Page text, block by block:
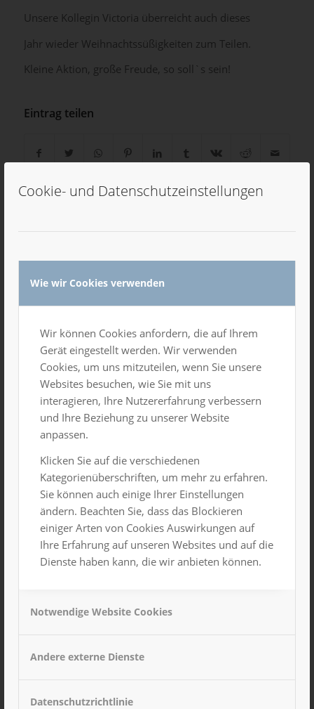
Cookie- und Datenschutzeinstellungen
Wie wir Cookies verwenden
Wir können Cookies anfordern, die auf Ihrem
Gerät eingestellt werden. Wir verwenden
Cookies, um uns mitzuteilen, wenn Sie unsere
Websites besuchen, wie Sie mit uns
interagieren, Ihre Nutzererfahrung verbessern
und Ihre Beziehung zu unserer Website
anpassen.
Klicken Sie auf die verschiedenen
Kategorienüberschriften, um mehr zu erfahren.
Sie können auch einige Ihrer Einstellungen
ändern. Beachten Sie, dass das Blockieren
einiger Arten von Cookies Auswirkungen auf
Ihre Erfahrung auf unseren Websites und auf die
Dienste haben kann, die wir anbieten können.
Notwendige Website Cookies
Andere externe Dienste
Datenschutzrichtlinie
Unsere Kollegin Victoria überreicht auch dieses
Jahr wieder Weihnachtssüßigkeiten zum Teilen.
Kleine Aktion, große Freude, so soll`s sein!
Eintrag teilen
Hinterlasse uns deinen Kommentar!
Name*
E-Mail-Adresse
*
Website
Name, E-Mail-Adresse und Website in diesem Browser
für meinen nächsten Kommentar speichern.